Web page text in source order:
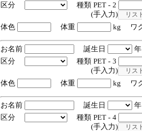
区分
種類 PET - 2
(手入力)
体色
体重 kg ワ
お名前 誕生日
区分
種類 PET - 3
(手入力)
体色
体重 kg ワ
お名前 誕生日
区分
種類 PET - 4
(手入力)